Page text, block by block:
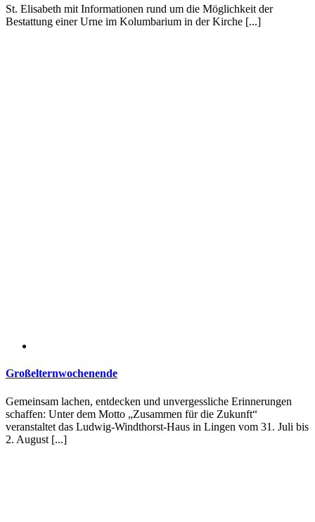
St. Elisabeth mit Informationen rund um die Möglichkeit der
Bestattung einer Urne im Kolumbarium in der Kirche [...]
Großelternwochenende
Gemeinsam lachen, entdecken und unvergessliche Erinnerungen
schaffen: Unter dem Motto „Zusammen für die Zukunft“
veranstaltet das Ludwig-Windthorst-Haus in Lingen vom 31. Juli bis
2. August [...]